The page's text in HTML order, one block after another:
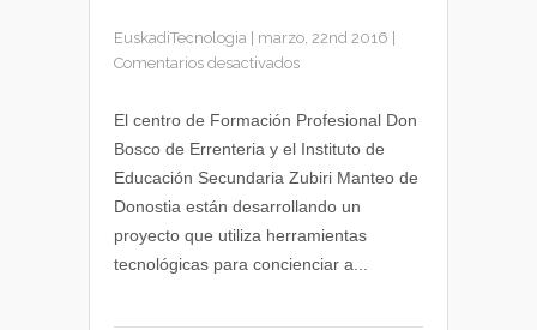
EuskadiTecnologia marzo, 22nd 2016
Comentarios desactivadosen
en
de
las
radiaciones
solares
El centro de Formación Profesional Don
Bosco de Errenteria y el Instituto de
Educación Secundaria Zubiri Manteo de
Donostia están desarrollando un
proyecto que utiliza herramientas
tecnológicas para concienciar a...